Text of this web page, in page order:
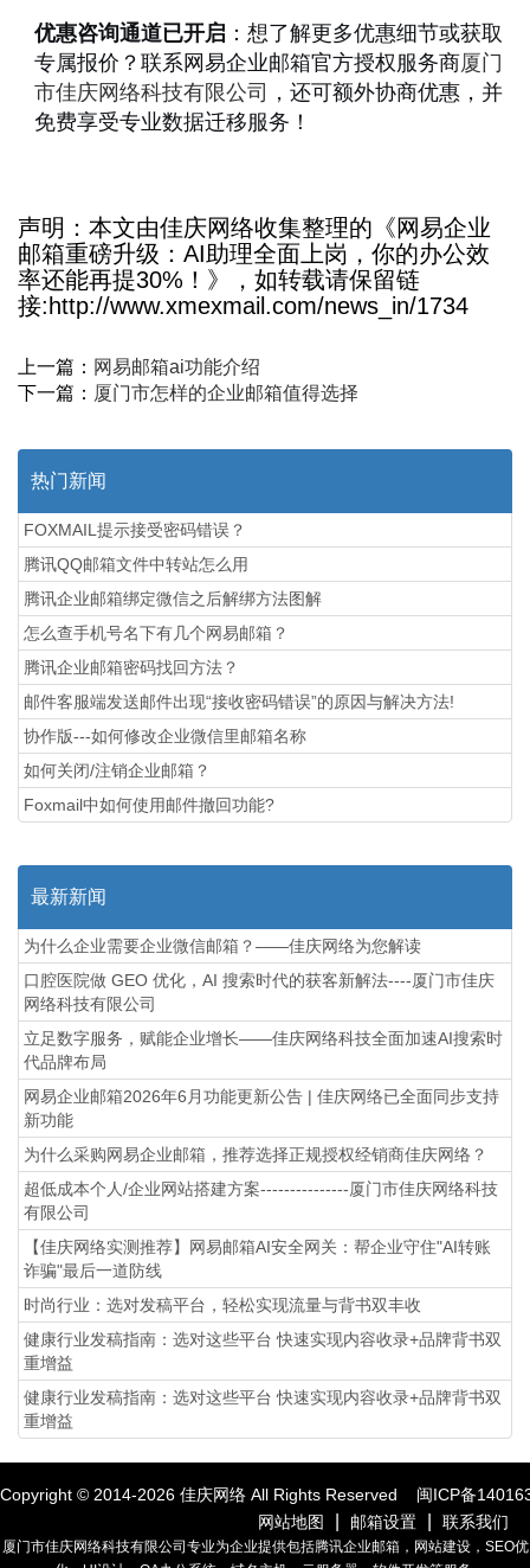
优惠咨询通道已开启 ：想了解更多优惠细节或获取
专属报价？联系网易企业邮箱官方授权服务商厦门
市佳庆网络科技有限公司 ，还可额外协商优惠，并
免费享受专业数据迁移服务！
声明：本文由佳庆网络收集整理的《网易企业
邮箱重磅升级：AI助理全面上岗，你的办公效
率还能再提30%！》，如转载请保留链
接:http://www.xmexmail.com/news_in/1734
上一篇： 网易邮箱ai功能介绍
下一篇： 厦门市怎样的企业邮箱值得选择
热门新闻
FOXMAIL提示接受密码错误？
腾讯QQ邮箱文件中转站怎么用
腾讯企业邮箱绑定微信之后解绑方法图解
怎么查手机号名下有几个网易邮箱？
腾讯企业邮箱密码找回方法？
邮件客服端发送邮件出现“接收密码错误”的原因与解决方法!
协作版---如何修改企业微信里邮箱名称
如何关闭/注销企业邮箱？
Foxmail中如何使用邮件撤回功能?
最新新闻
为什么企业需要企业微信邮箱？——佳庆网络为您解读
口腔医院做 GEO 优化，AI 搜索时代的获客新解法----厦门市佳庆
网络科技有限公司
立足数字服务，赋能企业增长——佳庆网络科技全面加速AI搜索时
代品牌布局
网易企业邮箱2026年6月功能更新公告 | 佳庆网络已全面同步支持
新功能
为什么采购网易企业邮箱，推荐选择正规授权经销商佳庆网络？
超低成本个人/企业网站搭建方案---------------厦门市佳庆网络科技
有限公司
【佳庆网络实测推荐】网易邮箱AI安全网关：帮企业守住"AI转账
诈骗"最后一道防线
时尚行业：选对发稿平台，轻松实现流量与背书双丰收
健康行业发稿指南：选对这些平台 快速实现内容收录+品牌背书双
重增益
健康行业发稿指南：选对这些平台 快速实现内容收录+品牌背书双
重增益
Copyright © 2014-2026 佳庆网络 All Rights Reserved 闽ICP备
网站地图
邮箱设置 联系我们
厦门市佳庆网络科技有限公司专业为企业提供包括腾讯企业邮箱，网站建设，SEO优